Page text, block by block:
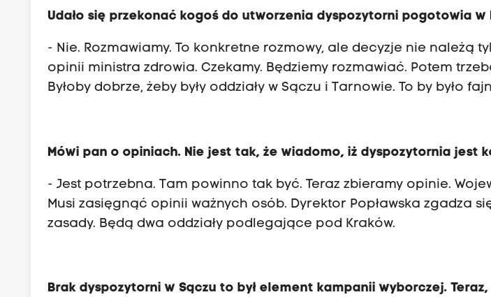
Udało się przekonać kogoś do utworzenia dyspozytorni pogotowia w
- Nie. Rozmawiamy. To konkretne rozmowy, ale decyzje nie należą
opinii ministra zdrowia. Czekamy. Będziemy rozmawiać. Potem
Byłoby dobrze, żeby były oddziały w Sączu i Tarnowie. To by było
Mówi pan o opiniach. Nie jest tak, że wiadomo, iż dyspozytornia jest
- Jest potrzebna. Tam powinno tak być. Teraz zbieramy opinie.
Musi zasięgnąć opinii ważnych osób. Dyrektor Popławska zgadza
zasady. Będą dwa oddziały podlegające pod Kraków.
Brak dyspozytorni w Sączu to był element kampanii wyborczej.